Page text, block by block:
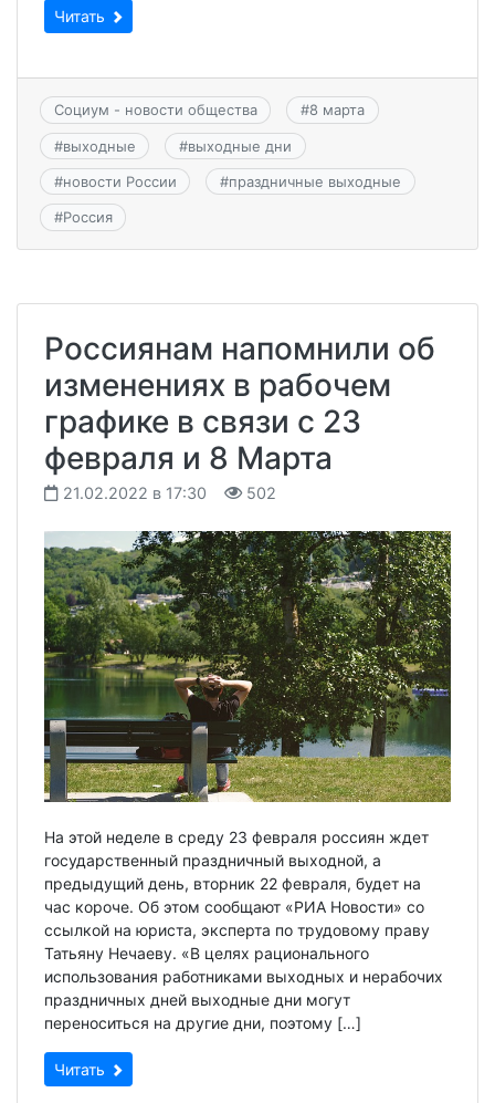
Читать
Социум - новости общества #8 марта
#выходные #выходные дни
#новости России #праздничные выходные
#Россия
Россиянам напомнили об
изменениях в рабочем
графике в связи с 23
февраля и 8 Марта
21.02.2022 в 17:30 502
На этой неделе в среду 23 февраля россиян ждет
государственный праздничный выходной, а
предыдущий день, вторник 22 февраля, будет на
час короче. Об этом сообщают «РИА Новости» со
ссылкой на юриста, эксперта по трудовому праву
Татьяну Нечаеву. «В целях рационального
использования работниками выходных и нерабочих
праздничных дней выходные дни могут
переноситься на другие дни, поэтому […]
Читать